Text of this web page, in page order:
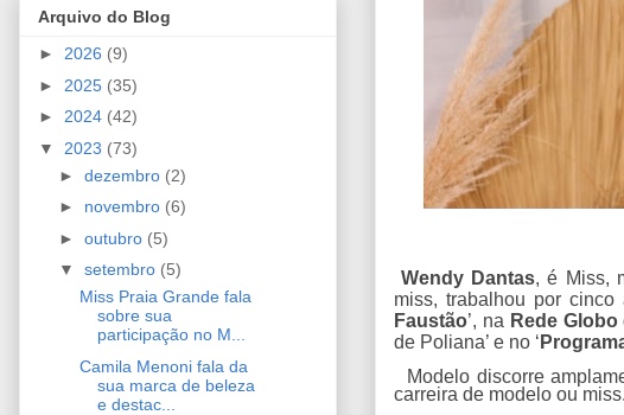
Wendy Dantas, é Miss,
miss, trabalhou por
Faustão’, na Rede
de Poliana’ e no ‘
Modelo discorre
carreira de modelo ou miss.
Arquivo do Blog
► 2026 (9)
► 2025 (35)
► 2024 (42)
▼ 2023 (73)
► dezembro (2)
► novembro (6)
► outubro (5)
▼ setembro (5)
Miss Praia Grande fala
sobre sua
participação no M...
Camila Menoni fala da
sua marca de beleza
e destac...